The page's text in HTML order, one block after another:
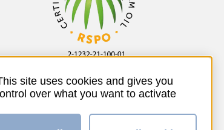
site uses cookies and gives you
over what you want to activate